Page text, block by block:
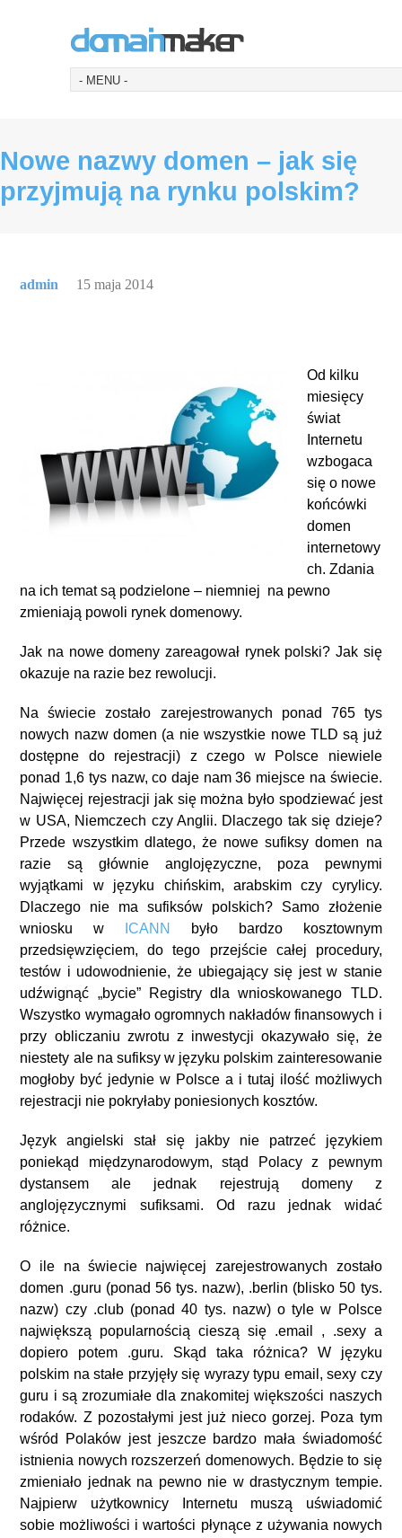
Nowe nazwy domen – jak się
przyjmują na rynku polskim?
admin 15 maja 2014
Od kilku
miesięcy
świat
Internetu
wzbogaca
się o nowe
końcówki
domen
internetowy
ch. Zdania
na ich temat są podzielone – niemniej na pewno
zmieniają powoli rynek domenowy.
Jak na nowe domeny zareagował rynek polski? Jak się
okazuje na razie bez rewolucji.
Na świecie zostało zarejestrowanych ponad 765 tys
nowych nazw domen (a nie wszystkie nowe TLD są już
dostępne do rejestracji) z czego w Polsce niewiele
ponad 1,6 tys nazw, co daje nam 36 miejsce na świecie.
Najwięcej rejestracji jak się można było spodziewać jest
w USA, Niemczech czy Anglii. Dlaczego tak się dzieje?
Przede wszystkim dlatego, że nowe sufiksy domen na
razie są głównie anglojęzyczne, poza pewnymi
wyjątkami w języku chińskim, arabskim czy cyrylicy.
Dlaczego nie ma sufiksów polskich? Samo złożenie
wniosku w
ICANN
było bardzo kosztownym
przedsięwzięciem, do tego przejście całej procedury,
testów i udowodnienie, że ubiegający się jest w stanie
udźwignąć „bycie” Registry dla wnioskowanego TLD.
Wszystko wymagało ogromnych nakładów finansowych i
przy obliczaniu zwrotu z inwestycji okazywało się, że
niestety ale na sufiksy w języku polskim zainteresowanie
mogłoby być jedynie w Polsce a i tutaj ilość możliwych
rejestracji nie pokryłaby poniesionych kosztów.
Język angielski stał się jakby nie patrzeć językiem
poniekąd międzynarodowym, stąd Polacy z pewnym
dystansem ale jednak rejestrują domeny z
anglojęzycznymi sufiksami. Od razu jednak widać
różnice.
O ile na świecie najwięcej zarejestrowanych zostało
domen .guru (ponad 56 tys. nazw), .berlin (blisko 50 tys.
nazw) czy .club (ponad 40 tys. nazw) o tyle w Polsce
największą popularnością cieszą się .email , .sexy a
dopiero potem .guru. Skąd taka różnica? W języku
polskim na stałe przyjęły się wyrazy typu email, sexy czy
guru i są zrozumiałe dla znakomitej większości naszych
rodaków. Z pozostałymi jest już nieco gorzej. Poza tym
wśród Polaków jest jeszcze bardzo mała świadomość
istnienia nowych rozszerzeń domenowych. Będzie to się
zmieniało jednak na pewno nie w drastycznym tempie.
Najpierw użytkownicy Internetu muszą uświadomić
sobie możliwości i wartości płynące z używania nowych